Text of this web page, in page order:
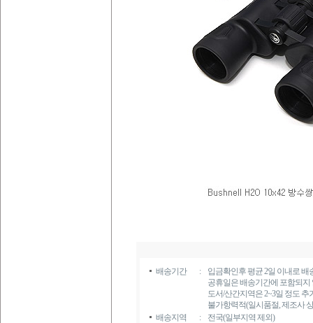
배송기간 :
입금확인후 평균 2일 이내로 배
공휴일은 배송기간에 포함되지
도서/산간지역은 2~3일 정도 추
불가항력적(일시품절, 제조사
배송지역
:
전국(일부지역 제외)